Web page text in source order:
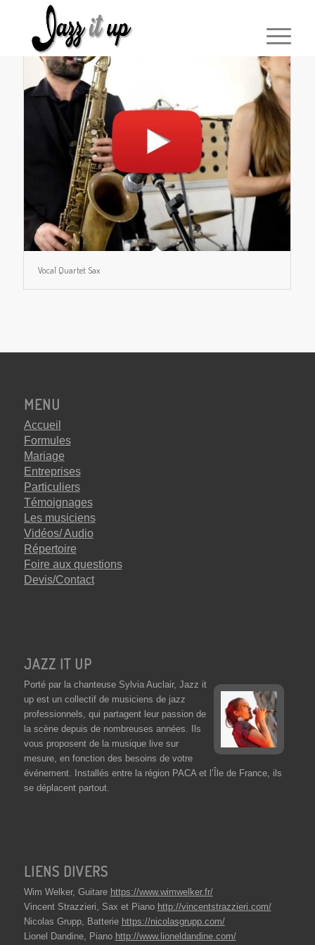
Vocal Quartet Sax
MENU
Accueil
Formules
Mariage
Entreprises
Particuliers
Témoignages
Les musiciens
Vidéos/ Audio
Répertoire
Foire aux questions
Devis/Contact
JAZZ IT UP
Porté par la chanteuse Sylvia Auclair, Jazz it
up est un collectif de musiciens de jazz
professionnels, qui partagent leur passion de
la scène depuis de nombreuses années. Ils
vous proposent de la musique live sur
mesure, en fonction des besoins de votre
événement. Installés entre la région PACA et l’Île de France, ils
se déplacent partout.
LIENS DIVERS
Wim Welker, Guitare https://www.wimwelker.fr/
Vincent Strazzieri, Sax et Piano http://vincentstrazzieri.com/
Nicolas Grupp, Batterie https://nicolasgrupp.com/
Lionel Dandine, Piano http://www.lioneldandine.com/